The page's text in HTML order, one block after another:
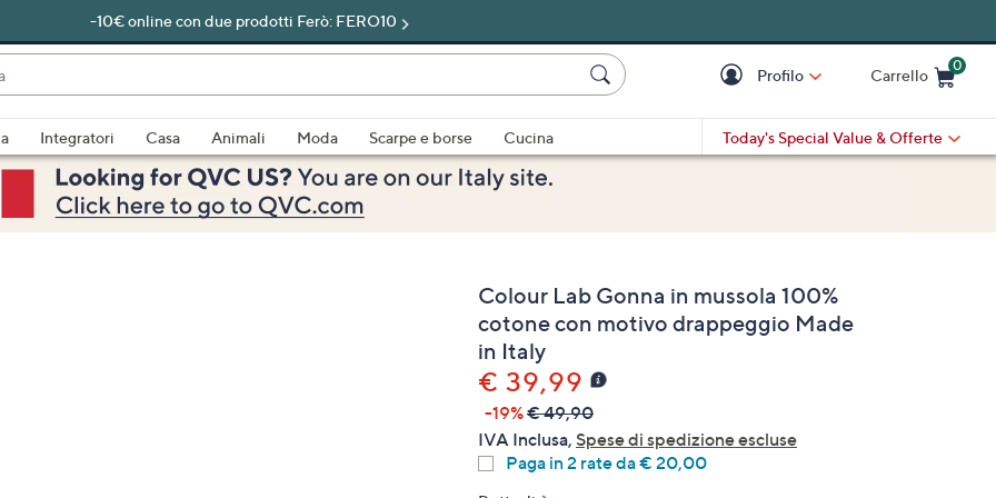
-10€ online con due prodotti Ferò: FERO10
Profilo Carrello
0
Integratori Casa Animali Moda Scarpe e borse
Cucina
Today's Special Value & Offerte
Colour Lab Gonna in mussola 100%
cotone con motivo drappeggio Made
in Italy
€ 39,99
-19%€ 49,90
IVA Inclusa, Spese di spedizione escluse
Paga in 2 rate da € 20,00